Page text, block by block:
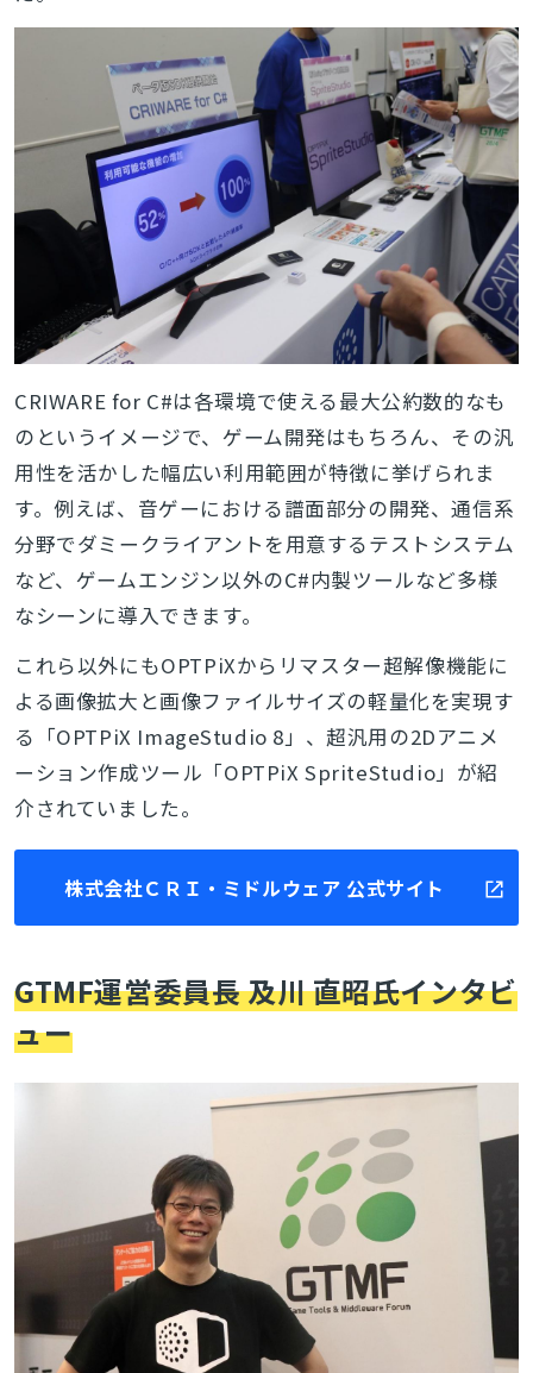
CRIWARE for C#は各環境で使える最大公約数的なも
のというイメージで、ゲーム開発はもちろん、その汎
用性を活かした幅広い利用範囲が特徴に挙げられま
す。例えば、音ゲーにおける譜面部分の開発、通信系
分野でダミークライアントを用意するテストシステム
など、ゲームエンジン以外のC#内製ツールなど多様
なシーンに導入できます。
これら以外にもOPTPiXからリマスター超解像機能に
よる画像拡大と画像ファイルサイズの軽量化を実現す
る「OPTPiX ImageStudio 8」、 超汎用の2Dアニメ
ーション作成ツール「OPTPiX SpriteStudio」 が紹
介されていました。
株式会社ＣＲＩ・ミドルウェア 公式サイト
GTMF運営委員長 及川 直昭氏インタビ
ュー